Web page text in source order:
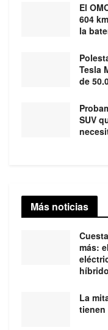
El
604
la
Tesla
de
SUV
Más noticias
más:
La
tienen